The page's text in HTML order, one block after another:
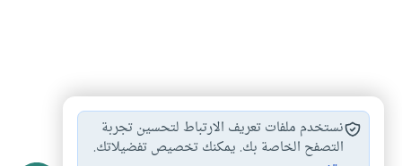
منطق # الحجة #حوار
نستخدم ملفات تعريف الارتباط لتحسين تجربة
التصفح الخاصة بك. يمكنك تخصيص تفضيلاتك.